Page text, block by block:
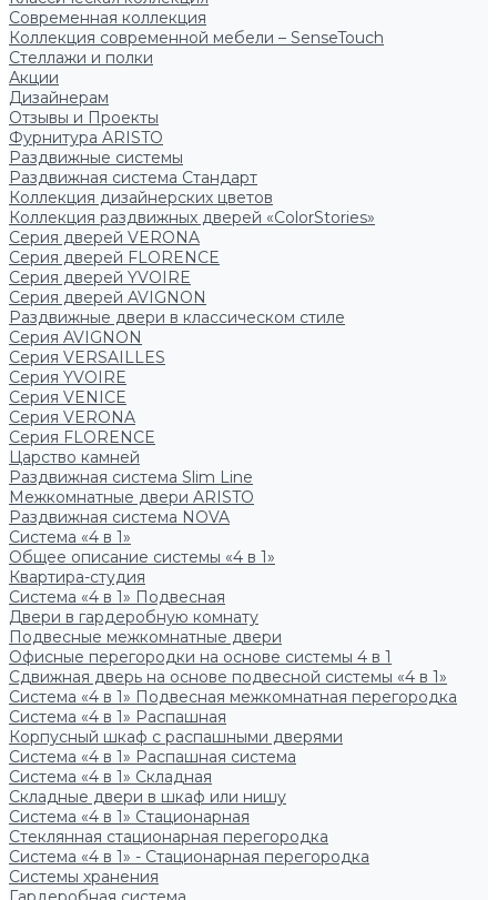
Современная коллекция
Коллекция современной мебели – SenseTouch
Стеллажи и полки
Акции
Дизайнерам
Отзывы и Проекты
Фурнитура ARISTO
Раздвижные системы
Раздвижная система Стандарт
Коллекция дизайнерских цветов
Коллекция раздвижных дверей «ColorStories»
Серия дверей VERONA
Серия дверей FLORENCE
Серия дверей YVOIRE
Серия дверей AVIGNON
Раздвижные двери в классическом стиле
Серия AVIGNON
Серия VERSAILLES
Серия YVOIRE
Серия VENICE
Серия VERONA
Серия FLORENCE
Царство камней
Раздвижная система Slim Line
Межкомнатные двери ARISTO
Раздвижная система NOVA
Система «4 в 1»
Общее описание системы «4 в 1»
Квартира-студия
Система «4 в 1» Подвесная
Двери в гардеробную комнату
Подвесные межкомнатные двери
Офисные перегородки на основе системы 4 в 1
Сдвижная дверь на основе подвесной системы «4 в 1»
Система «4 в 1» Подвесная межкомнатная перегородка
Система «4 в 1» Распашная
Корпусный шкаф с распашными дверями
Система «4 в 1» Распашная система
Система «4 в 1» Складная
Складные двери в шкаф или нишу
Система «4 в 1» Стационарная
Стеклянная стационарная перегородка
Система «4 в 1» - Стационарная перегородка
Системы хранения